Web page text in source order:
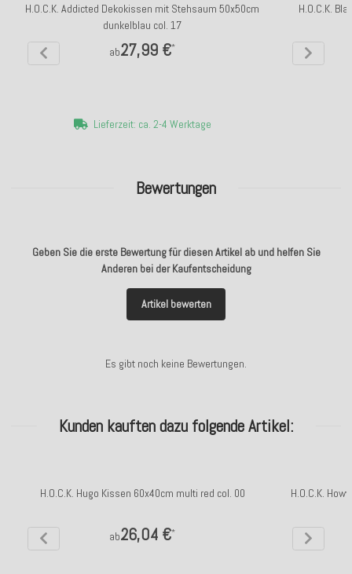
Bewertungen
Geben Sie die erste Bewertung für diesen Artikel ab und helfen Sie
Anderen bei der Kaufentscheidung
Artikel bewerten
Es gibt noch keine Bewertungen.
H.O.C.K. Addicted Dekokissen mit Stehsaum 50x50cm
dunkelblau col. 17
ab27,99 €*
Lieferzeit: ca. 2-4 Werktage
H.O.C.K.
Kunden kauften dazu folgende Artikel:
H.O.C.K. Hugo Kissen 60x40cm multi red col. 00
ab26,04 €*
H.O.C.K.